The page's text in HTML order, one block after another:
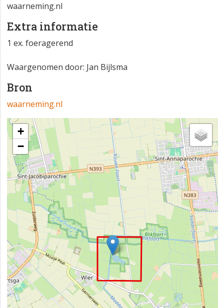
waarneming.nl
Extra informatie
1 ex. foeragerend
Waargenomen door: Jan Bijlsma
Bron
waarneming.nl
+
−